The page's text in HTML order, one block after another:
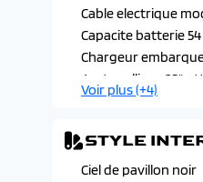
Monogrammes
Cable electrique
Capacite batterie
Chargeur
Jantes alliage 18"
Monogramme
Selecteur de
Voir plus (+4)
STYLE
Ciel de pavillon noir